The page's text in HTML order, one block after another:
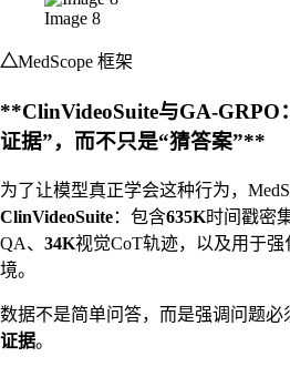
Image 8
△MedScope 框架
**ClinVideoSuite与GA-GRPO
证据”，而不只是“猜答案”**
为了让模型真正学会这种行为，
ClinVideoSuite：包含635K时间戳密
QA、 34K视觉CoT轨迹，以及用于
境。
数据不是简单问答，而是强调问题必
证据。